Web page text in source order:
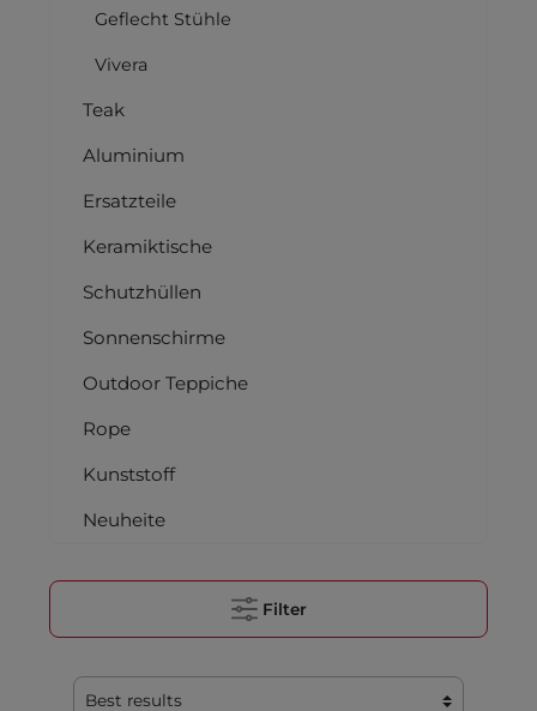
Geflecht Stühle
Vivera
Teak
Aluminium
Ersatzteile
Keramiktische
Schutzhüllen
Sonnenschirme
Outdoor Teppiche
Rope
Kunststoff
Neuheite
Filter